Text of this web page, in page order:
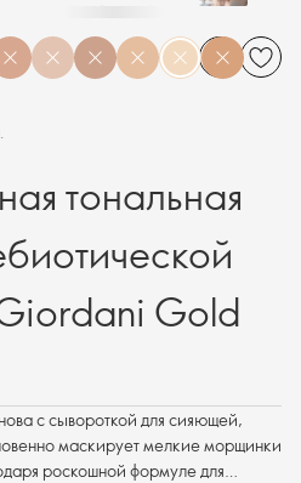
тональная
Gold
с сывороткой для сияющей,
маскирует мелкие морщинки
роскошной формуле для